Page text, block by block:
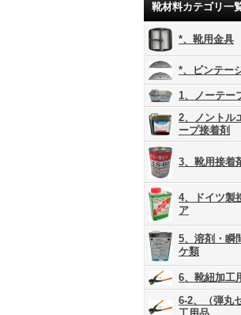
靴材料カテゴリ一
*、靴用金具
*、ビンテー
1、ノーテー
2、ノントル
ープ接着剤
3、靴用接着
4、ドイツ製
ア
5、溶剤・瞬
ケ類
6、靴紐加工
6-2、（弾丸
工用品